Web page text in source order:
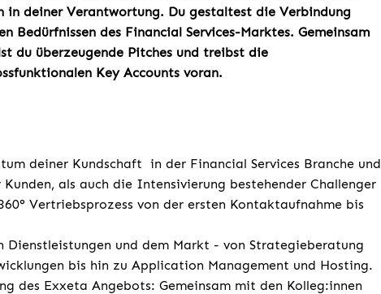
in deiner Verantwortung. Du gestaltest die Verbindung
Bedürfnissen des Financial Services-Marktes. Gemeinsam
du überzeugende Pitches und treibst die
Key Accounts voran.
deiner Kundschaft in der Financial Services Branche und
als auch die Intensivierung bestehender Challenger
Vertriebsprozess von der ersten Kontaktaufnahme bis
Dienstleistungen und dem Markt - von Strategieberatung
bis hin zu Application Management und Hosting.
des Exxeta Angebots: Gemeinsam mit den Kolleg:innen